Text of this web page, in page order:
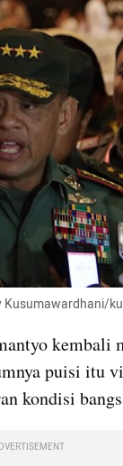
Kusumawardhani/
kembali
puisi itu
kondisi